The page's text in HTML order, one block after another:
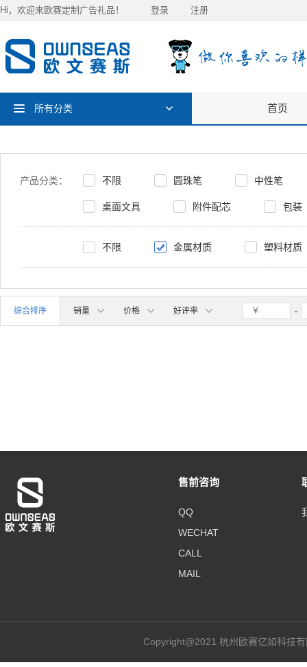
Hi，欢迎来欧赛定制广告礼品！ 登录 注册
所有分类 首页
产品分类： 不限 圆珠笔 中性笔
桌面文具 附件配芯 包装
不限 金属材质 塑料材质
综合排序 销量 价格 好评率
售前咨询
QQ
WECHAT
CALL
MAIL
Copyright@2021 杭州欧赛亿如科技